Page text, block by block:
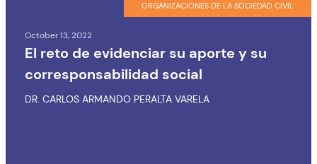
ORGANIZACIONES DE LA SOCIEDAD CIVIL
October 13, 2022
El reto de evidenciar su aporte y su
corresponsabilidad social
DR. CARLOS ARMANDO PERALTA VARELA